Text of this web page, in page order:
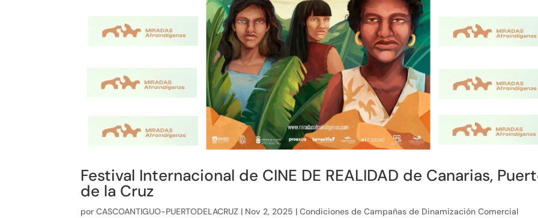
Festival Internacional de CINE DE REALIDAD de Canarias,
de la Cruz
porCASCOANTIGUO-PUERTODELACRUZ | Nov 2, 2025 |Condiciones de Campañas de Dinamización Comercial